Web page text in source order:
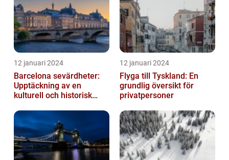
12 januari 2024
Barcelona sevärdheter:
Upptäckning av en
kulturell och historisk
12 januari 2024
Flyga till Tyskland: En
grundlig översikt för
privatpersoner